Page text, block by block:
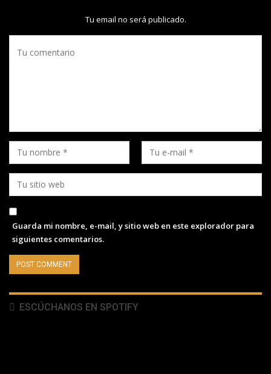
Tu email no será publicado.
Guarda mi nombre, e-mail, y sitio web en este explorador para
siguientes comentarios.
ESCÚCHANOS EN SPOTIFY